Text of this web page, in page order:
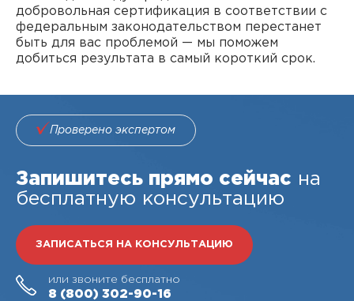
добровольная сертификация в соответствии с
федеральным законодательством перестанет
быть для вас проблемой — мы поможем
добиться результата в самый короткий срок.
Проверено экспертом
Запишитесь прямо сейчас на
бесплатную консультацию
ЗАПИСАТЬСЯ НА КОНСУЛЬТАЦИЮ
или звоните бесплатно
8 (800) 302-90-16